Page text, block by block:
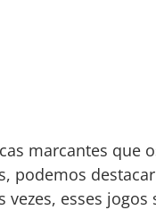
marcantes que
podemos
vezes, esses